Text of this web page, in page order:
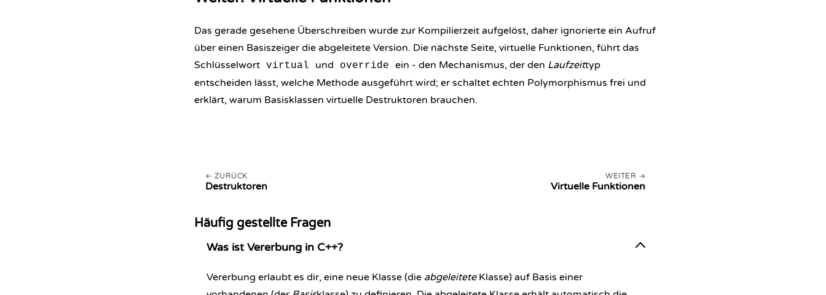
Das gerade gesehene Überschreiben wurde zur Kompilierzeit aufgelöst, daher ignorierte ein Aufruf
über einen Basiszeiger die abgeleitete Version. Die nächste Seite, virtuelle Funktionen, führt das
Schlüsselwort virtual und override ein - den Mechanismus, der den Laufzeittyp
entscheiden lässt, welche Methode ausgeführt wird; er schaltet echten Polymorphismus frei und
erklärt, warum Basisklassen virtuelle Destruktoren brauchen.
ZURÜCK
Destruktoren
WEITER
Virtuelle Funktionen
Häufig gestellte Fragen
Was ist Vererbung in C++?
Vererbung erlaubt es dir, eine neue Klasse (die abgeleiteteKlasse) auf Basis einer